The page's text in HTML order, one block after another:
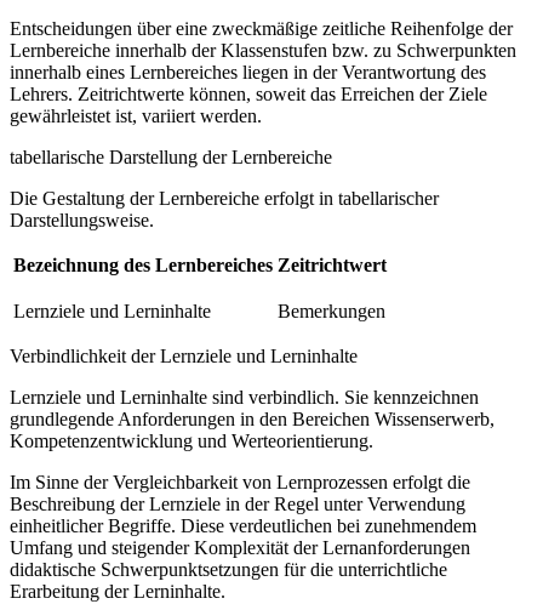
Entscheidungen über eine zweckmäßige zeitliche Reihenfolge der
Lernbereiche innerhalb der Klassenstufen bzw. zu Schwerpunkten
innerhalb eines Lernbereiches liegen in der Verantwortung des
Lehrers. Zeitrichtwerte können, soweit das Erreichen der Ziele
gewährleistet ist, variiert werden.
tabellarische Darstellung der Lernbereiche
Die Gestaltung der Lernbereiche erfolgt in tabellarischer
Darstellungsweise.
Bezeichnung des Lernbereiches Zeitrichtwert
Lernziele und Lerninhalte Bemerkungen
Verbindlichkeit der Lernziele und Lerninhalte
Lernziele und Lerninhalte sind verbindlich. Sie kennzeichnen
grundlegende Anforderungen in den Bereichen Wissenserwerb,
Kompetenzentwicklung und Werteorientierung.
Im Sinne der Vergleichbarkeit von Lernprozessen erfolgt die
Beschreibung der Lernziele in der Regel unter Verwendung
einheitlicher Begriffe. Diese verdeutlichen bei zunehmendem
Umfang und steigender Komplexität der Lernanforderungen
didaktische Schwerpunktsetzungen für die unterrichtliche
Erarbeitung der Lerninhalte.